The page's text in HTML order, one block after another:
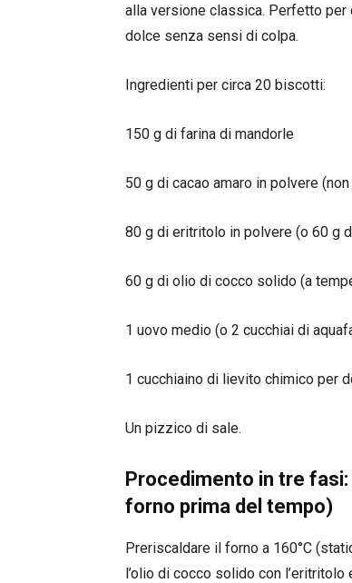
alla versione classica. Perfetto per
dolce senza sensi di colpa.
Ingredienti per circa 20 biscotti:
150 g di farina di mandorle
50 g di cacao amaro in polvere
80 g di eritritolo in polvere (o 60 g
60 g di olio di cocco solido (a
1 uovo medio (o 2 cucchiai di
1 cucchiaino di lievito chimico per
Un pizzico di sale.
Procedimento in tre
forno prima del tempo)
Preriscaldare il forno a 160°C
l’olio di cocco solido con